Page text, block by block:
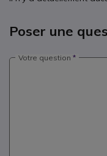
Poser une
Votre question